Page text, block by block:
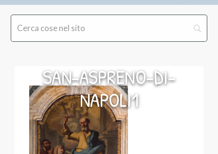
SAN-ASPRENO-DI-
NAPOLI1